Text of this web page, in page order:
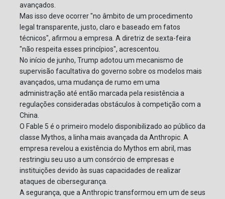
avançados.
Mas isso deve ocorrer "no âmbito de um procedimento
legal transparente, justo, claro e baseado em fatos
técnicos", afirmou a empresa. A diretriz de sexta-feira
"não respeita esses princípios", acrescentou.
No início de junho, Trump adotou um mecanismo de
supervisão facultativa do governo sobre os modelos mais
avançados, uma mudança de rumo em uma
administração até então marcada pela resistência a
regulações consideradas obstáculos à competição com a
China.
O Fable 5 é o primeiro modelo disponibilizado ao público da
classe Mythos, a linha mais avançada da Anthropic. A
empresa revelou a existência do Mythos em abril, mas
restringiu seu uso a um consórcio de empresas e
instituições devido às suas capacidades de realizar
ataques de cibersegurança.
A segurança, que a Anthropic transformou em um de seus